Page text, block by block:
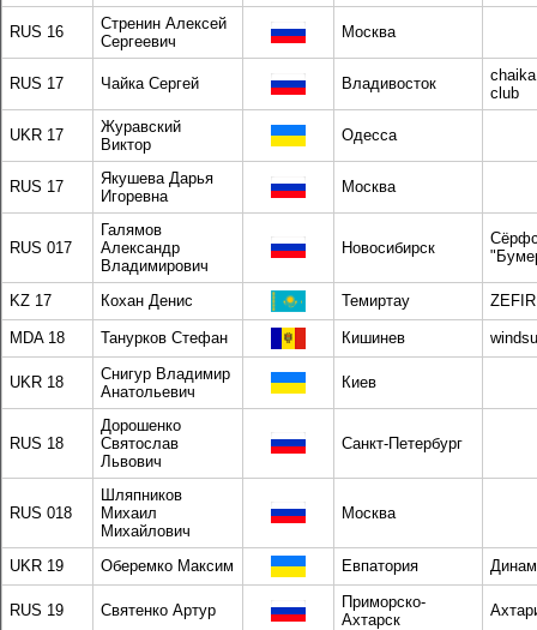
RUS 16
Стренин Алексей
Сергеевич
Москва
RUS 17 Чайка Сергей Владивосток
club
UKR 17
Журавский
Виктор
Одесса
RUS 17
Якушева Дарья
Игоревна
Москва
RUS 017
Галямов
Александр
Владимирович
Новосибирск
KZ 17 Кохан Денис Темиртау ZEFIR
MDA 18 Танурков Стефан Кишинев
UKR 18
Снигур Владимир
Анатольевич
Киев
RUS 18
Дорошенко
Святослав
Львович
Санкт-Петербург
RUS 018
Шляпников
Михаил
Михайлович
Москва
UKR 19 Оберемко Максим Евпатория
RUS 19 Святенко Артур
Приморско-
Ахтарск